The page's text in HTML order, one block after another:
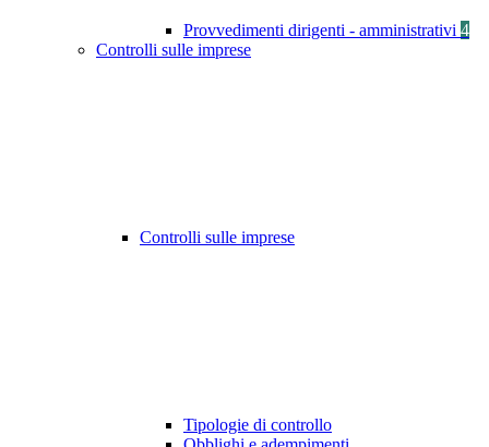
Provvedimenti dirigenti - amministrativi 4
Controlli sulle imprese
Controlli sulle imprese
Tipologie di controllo